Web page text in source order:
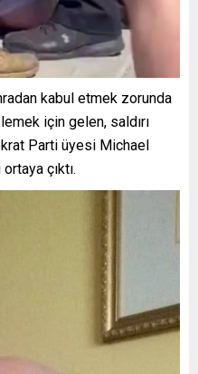
kabul etmek zorunda
için gelen, saldırı
Parti üyesi Michael
çıktı.